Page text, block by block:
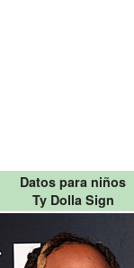
Datos para niños
Ty Dolla Sign